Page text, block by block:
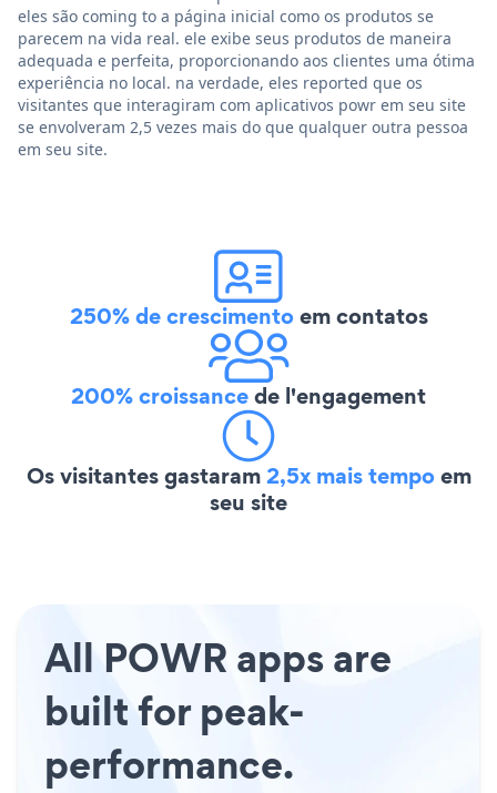
eles são coming to a página inicial como os produtos se
parecem na vida real. ele exibe seus produtos de maneira
adequada e perfeita, proporcionando aos clientes uma ótima
experiência no local. na verdade, eles reported que os
visitantes que interagiram com aplicativos powr em seu site
se envolveram 2,5 vezes mais do que qualquer outra pessoa
em seu site.
250% de crescimentoem contatos
200% croissancede l'engagement
Os visitantes gastaram2,5x mais tempoem
seu site
All POWR apps are
built for peak-
performance.